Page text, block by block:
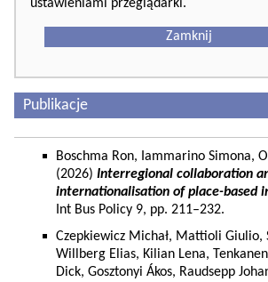
ustawieniami przeglądarki.
Zamknij
Publikacje
Boschma Ron, Iammarino Simona,
(2026) Interregional collaboration
internationalisation of place-based
Int Bus Policy 9, pp. 211–232.
Czepkiewicz Michał, Mattioli Giulio,
Willberg Elias, Kilian Lena,
Dick, Gosztonyi Ákos, Raudsepp